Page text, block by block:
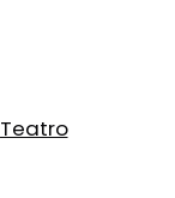
Teatro